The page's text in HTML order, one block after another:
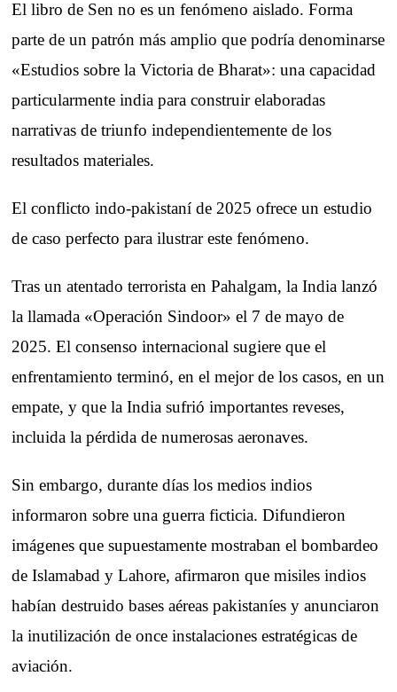
El libro de Sen no es un fenómeno aislado. Forma
parte de un patrón más amplio que podría denominarse
«Estudios sobre la Victoria de Bharat»: una capacidad
particularmente india para construir elaboradas
narrativas de triunfo independientemente de los
resultados materiales.
El conflicto indo-pakistaní de 2025 ofrece un estudio
de caso perfecto para ilustrar este fenómeno.
Tras un atentado terrorista en Pahalgam, la India lanzó
la llamada «Operación Sindoor» el 7 de mayo de
2025. El consenso internacional sugiere que el
enfrentamiento terminó, en el mejor de los casos, en un
empate, y que la India sufrió importantes reveses,
incluida la pérdida de numerosas aeronaves.
Sin embargo, durante días los medios indios
informaron sobre una guerra ficticia. Difundieron
imágenes que supuestamente mostraban el bombardeo
de Islamabad y Lahore, afirmaron que misiles indios
habían destruido bases aéreas pakistaníes y anunciaron
la inutilización de once instalaciones estratégicas de
aviación.